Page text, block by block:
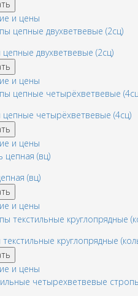
и цены
двухветвевые (2сц)
и цены
четырёхветвевые (4сц)
и цены
(вц)
и цены
круглопрядные
и цены